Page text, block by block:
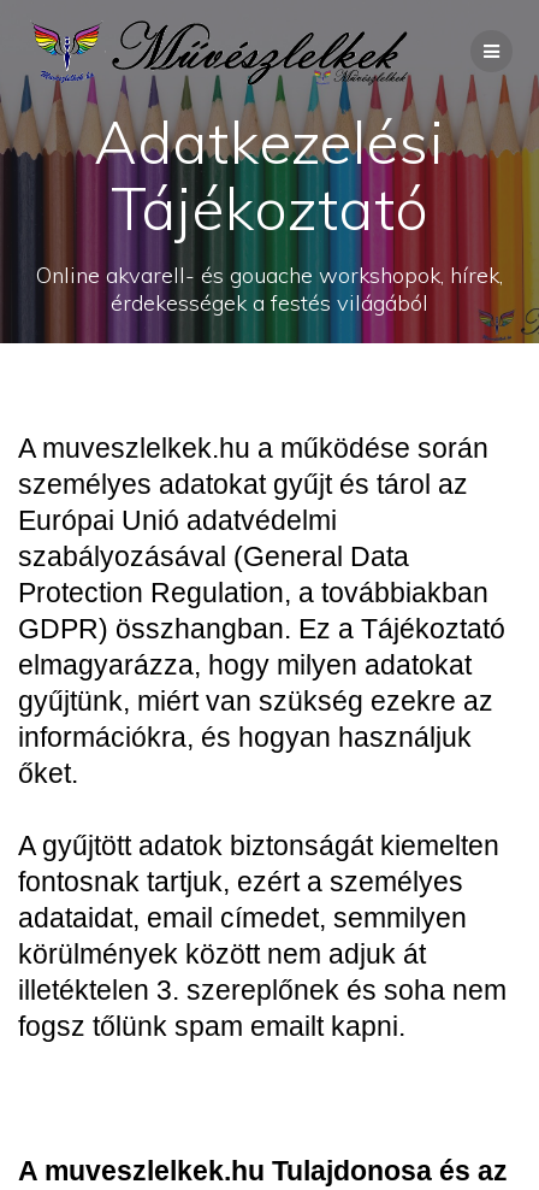
content
Adatkezelési
Tájékoztató
Online akvarell- és gouache workshopok, hírek,
érdekességek a festés világából
A muveszlelkek.hu a működése során
személyes adatokat gyűjt és tárol az
Európai Unió adatvédelmi
szabályozásával (General Data
Protection Regulation, a továbbiakban
GDPR) összhangban. Ez a Tájékoztató
elmagyarázza, hogy milyen adatokat
gyűjtünk, miért van szükség ezekre az
információkra, és hogyan használjuk
őket.
A gyűjtött adatok biztonságát kiemelten
fontosnak tartjuk, ezért a személyes
adataidat, email címedet, semmilyen
körülmények között nem adjuk át
illetéktelen 3. szereplőnek és soha nem
fogsz tőlünk spam emailt kapni.
A muveszlelkek.hu Tulajdonosa és az